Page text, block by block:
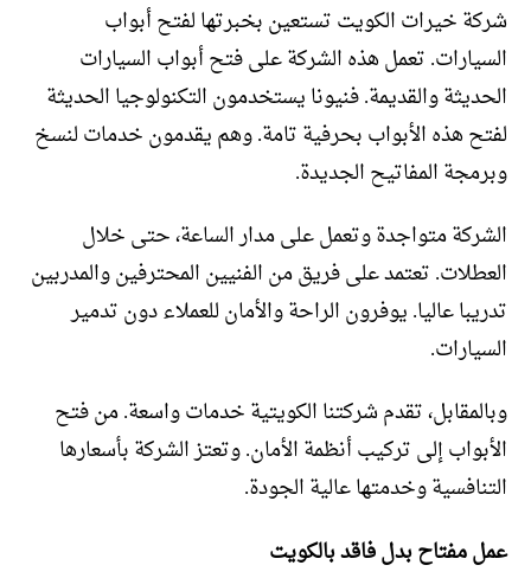
شركة خيرات الكويت تستعين بخبرتها لفتح أبواب
السيارات. تعمل هذه الشركة على فتح أبواب السيارات
الحديثة والقديمة. فنيونا يستخدمون التكنولوجيا الحديثة
لفتح هذه الأبواب بحرفية تامة. وهم يقدمون خدمات لنسخ
وبرمجة المفاتيح الجديدة.
الشركة متواجدة وتعمل على مدار الساعة، حتى خلال
العطلات. تعتمد على فريق من الفنيين المحترفين والمدربين
تدريبا عاليا. يوفرون الراحة والأمان للعملاء دون تدمير
السيارات.
وبالمقابل، تقدم شركتنا الكويتية خدمات واسعة. من فتح
الأبواب إلى تركيب أنظمة الأمان. وتعتز الشركة بأسعارها
التنافسية وخدمتها عالية الجودة.
عمل مفتاح بدل فاقد بالكويت